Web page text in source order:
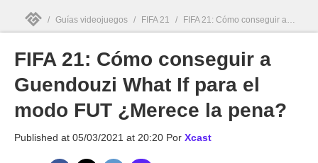
MGG
/ Guías videojuegos / FIFA 21 / FIFA 21: Cómo conseguir a Guendouzi What If para el modo FUT ¿Merece la pena?
FIFA 21: Cómo conseguir a
Guendouzi What If para el
modo FUT ¿Merece la pena?
Published at 05/03/2021 at 20:20 Por Xcast